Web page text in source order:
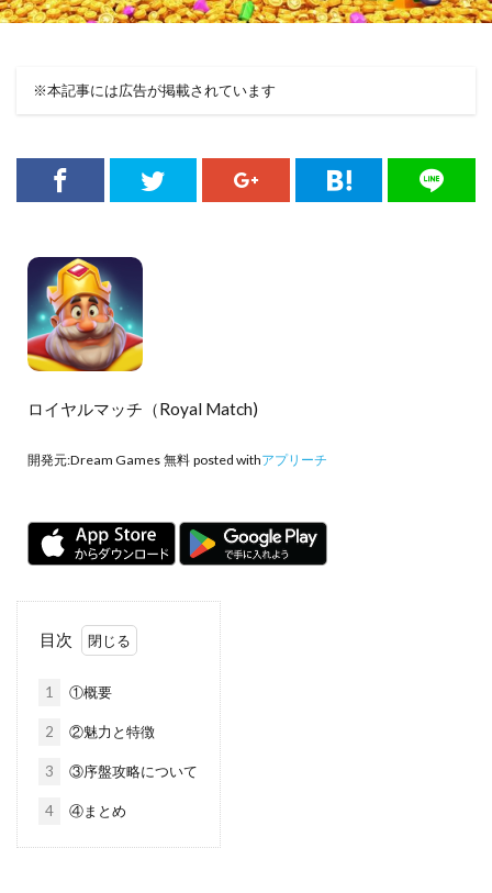
※本記事には広告が掲載されています
ロイヤルマッチ（Royal Match)
開発元:Dream Games 無料 posted withアプリーチ
目次
1 ①概要
2 ②魅力と特徴
3 ③序盤攻略について
4 ④まとめ